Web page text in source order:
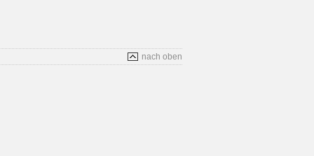
nach oben